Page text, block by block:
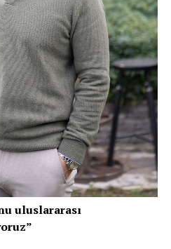
uluslararası